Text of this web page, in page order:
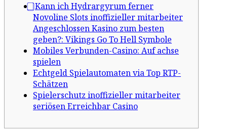
⃣ Kann ich Hydrargyrum ferner
Novoline Slots inoffizieller mitarbeiter
Angeschlossen Kasino zum besten
geben?: Vikings Go To Hell Symbole
Mobiles Verbunden-Casino: Auf achse
spielen
Echtgeld Spielautomaten via Top RTP-
Schätzen
Spielerschutz inoffizieller mitarbeiter
seriösen Erreichbar Casino